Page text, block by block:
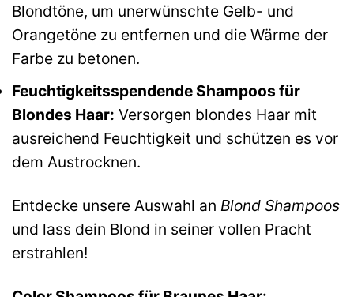
Blondtöne, um unerwünschte Gelb- und
Orangetöne zu entfernen und die Wärme der
Farbe zu betonen.
Feuchtigkeitsspendende Shampoos für
Blondes Haar: Versorgen blondes Haar mit
ausreichend Feuchtigkeit und schützen es vor
dem Austrocknen.
Entdecke unsere Auswahl an Blond Shampoos
und lass dein Blond in seiner vollen Pracht
erstrahlen!